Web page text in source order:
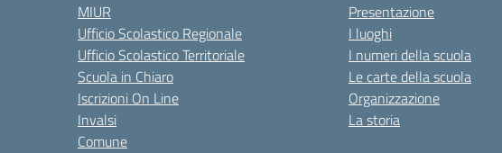
MIUR
Ufficio Scolastico Regionale
Ufficio Scolastico Territoriale
Scuola in Chiaro
Iscrizioni On Line
Invalsi
Comune
Presentazione
I luoghi
I numeri della scuola
Le carte della scuola
Organizzazione
La storia